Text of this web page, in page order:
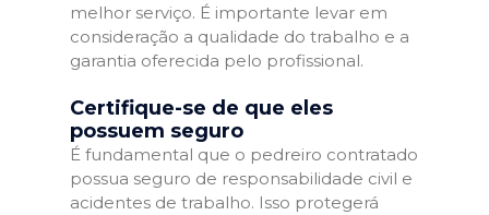
melhor serviço. É importante levar em
consideração a qualidade do trabalho e a
garantia oferecida pelo profissional.
Certifique-se de que eles
possuem seguro
É fundamental que o pedreiro contratado
possua seguro de responsabilidade civil e
acidentes de trabalho. Isso protegerá